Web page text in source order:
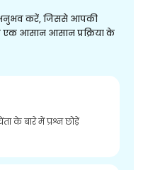
अनुभव करें, जिससे आपकी
एक आसान आसान प्रक्रिया के
के बारे में प्रश्न छोड़ें